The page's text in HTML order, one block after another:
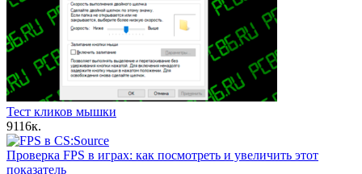
Тест кликов мышки
9116к.
Проверка FPS в играх: как посмотреть и увеличить этот
показатель